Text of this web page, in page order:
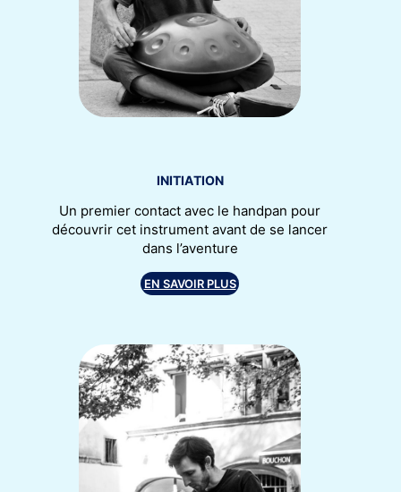
INITIATION
Un premier contact avec le handpan pour
découvrir cet instrument avant de se lancer
dans l’aventure
EN SAVOIR PLUS